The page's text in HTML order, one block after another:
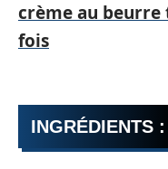
crème au
fois
INGRÉDIENTS :